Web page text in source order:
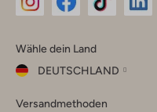
Instagram
Facebook
TikTok
Wähle dein Land
DEUTSCHLAND
dein
Versandmethoden